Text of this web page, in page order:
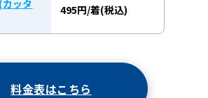
ッタ
495円/着(税込)
料金表はこちら